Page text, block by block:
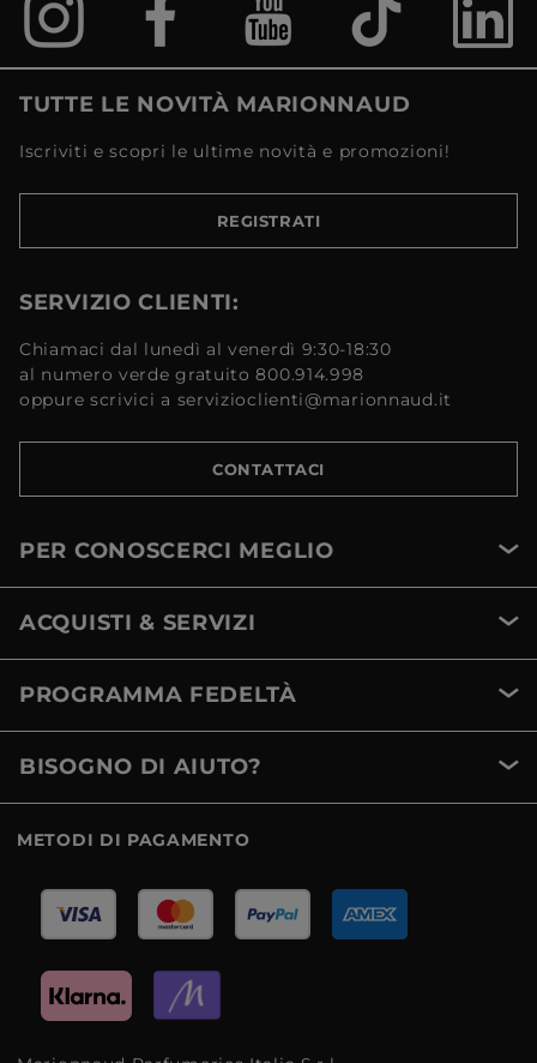
TUTTE LE NOVITÀ MARIONNAUD
Iscriviti e scopri le ultime novità e promozioni!
REGISTRATI
SERVIZIO CLIENTI:
Chiamaci dal lunedì al venerdì 9:30-18:30
al numero verde gratuito 800.914.998
oppure scrivici a servizioclienti@marionnaud.it
CONTATTACI
PER CONOSCERCI MEGLIO
ACQUISTI & SERVIZI
PROGRAMMA FEDELTÀ
BISOGNO DI AIUTO?
METODI DI PAGAMENTO